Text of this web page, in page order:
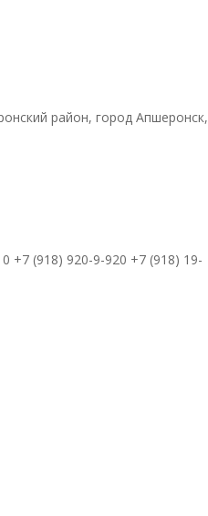
район, город Апшеронск,
+7 (918) 920-9-920 +7 (918) 19-